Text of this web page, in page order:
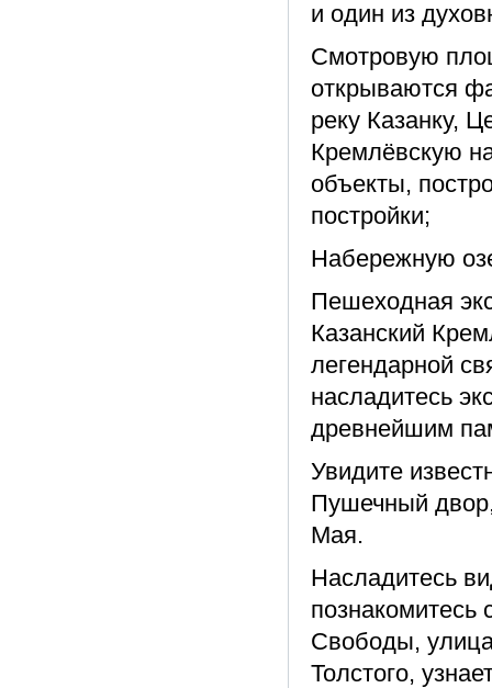
и один из
Смотровую
открываются
реку Казанку,
Кремлёвскую
объекты,
постройки;
Набережную
Пешеходная
Казанский
легендарной
насладитесь
древнейшим
Увидите
Пушечный
Мая.
Насладитесь
познакомитесь
Свободы,
Толстого,